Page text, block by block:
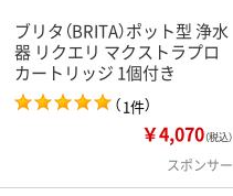
ブリタ（BRITA）ポット型 浄水
器 リクエリ マクストラプロ
カートリッジ 1個付き
（1件）
￥4,070（税込）
スポンサー